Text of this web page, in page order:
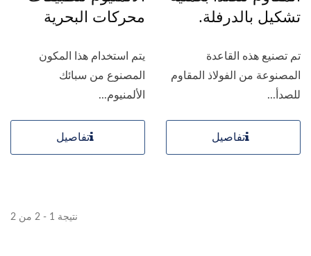
تشكيل بالدرفلة.
تم تصنيع هذه القاعدة
المصنوعة من الفولاذ المقاوم
للصدأ...
تفاصيل
محركات البحرية
يتم استخدام هذا المكون
المصنوع من سبائك
الألمنيوم...
تفاصيل
نتيجة 1 - 2 من 2